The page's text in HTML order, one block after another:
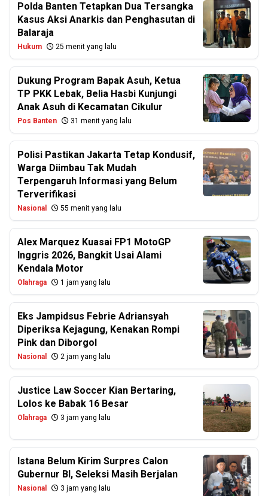
Polda Banten Tetapkan Dua Tersangka
Kasus Aksi Anarkis dan Penghasutan di
Balaraja
Hukum 25 menit yang lalu
Dukung Program Bapak Asuh, Ketua
TP PKK Lebak, Belia Hasbi Kunjungi
Anak Asuh di Kecamatan Cikulur
Pos Banten 31 menit yang lalu
Polisi Pastikan Jakarta Tetap Kondusif,
Warga Diimbau Tak Mudah
Terpengaruh Informasi yang Belum
Terverifikasi
Nasional 55 menit yang lalu
Alex Marquez Kuasai FP1 MotoGP
Inggris 2026, Bangkit Usai Alami
Kendala Motor
Olahraga 1 jam yang lalu
Eks Jampidsus Febrie Adriansyah
Diperiksa Kejagung, Kenakan Rompi
Pink dan Diborgol
Nasional 2 jam yang lalu
Justice Law Soccer Kian Bertaring,
Lolos ke Babak 16 Besar
Olahraga 3 jam yang lalu
Istana Belum Kirim Surpres Calon
Gubernur BI, Seleksi Masih Berjalan
Nasional 3 jam yang lalu